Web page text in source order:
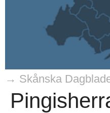
→ Skånska